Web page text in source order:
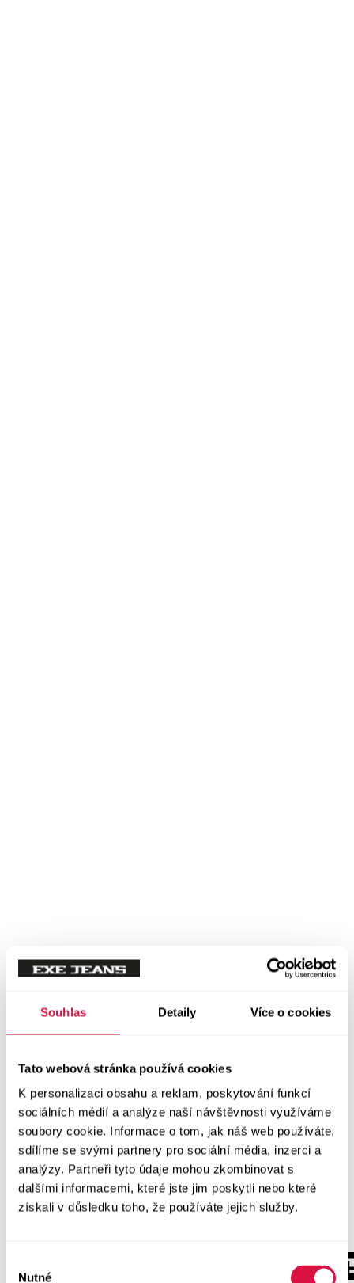
Souhlas Detaily Více o cookies
Tato webová stránka používá cookies
K personalizaci obsahu a reklam, poskytování funkcí
sociálních médií a analýze naší návštěvnosti využíváme
soubory cookie. Informace o tom, jak náš web používáte,
sdílíme se svými partnery pro sociální média, inzerci a
analýzy. Partneři tyto údaje mohou zkombinovat s
dalšími informacemi, které jste jim poskytli nebo které
získali v důsledku toho, že používáte jejich služby.
Nutné